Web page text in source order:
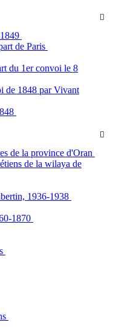

de Paris
du 1er convoi le 8
de 1848 par Vivant

de la province d'Oran
de la wilaya de
1936-1938
1870